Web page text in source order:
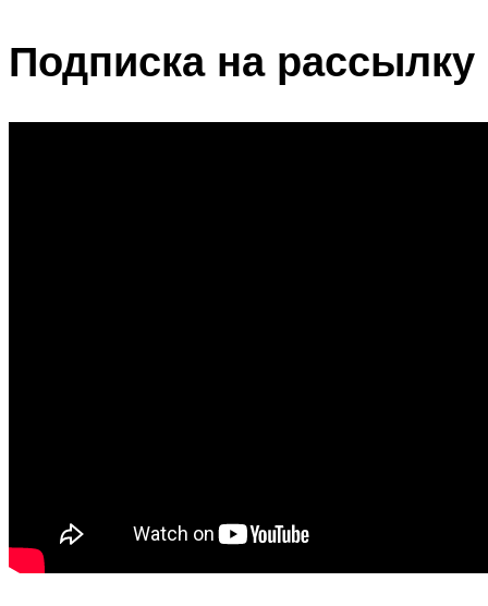
Подписка на рассылку